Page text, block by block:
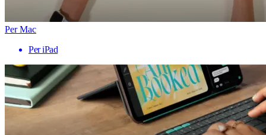
Per Mac
Per iPad